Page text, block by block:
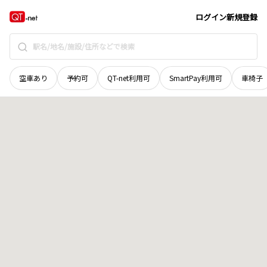
ログイン新規登録
空車あり 予約可 QT-net利用可 SmartPay利用可 車椅子
茨城県